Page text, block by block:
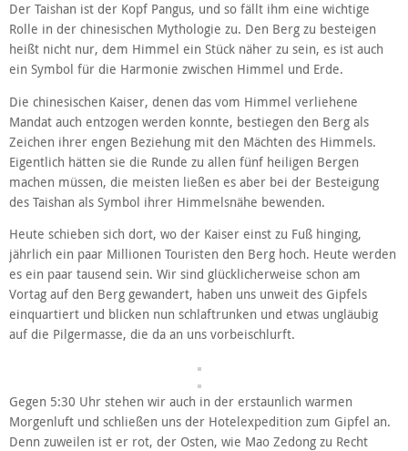
Der Taishan ist der Kopf Pangus, und so fällt ihm eine wichtige
Rolle in der chinesischen Mythologie zu. Den Berg zu besteigen
heißt nicht nur, dem Himmel ein Stück näher zu sein, es ist auch
ein Symbol für die Harmonie zwischen Himmel und Erde.
Die chinesischen Kaiser, denen das vom Himmel verliehene
Mandat auch entzogen werden konnte, bestiegen den Berg als
Zeichen ihrer engen Beziehung mit den Mächten des Himmels.
Eigentlich hätten sie die Runde zu allen fünf heiligen Bergen
machen müssen, die meisten ließen es aber bei der Besteigung
des Taishan als Symbol ihrer Himmelsnähe bewenden.
Heute schieben sich dort, wo der Kaiser einst zu Fuß hinging,
jährlich ein paar Millionen Touristen den Berg hoch. Heute werden
es ein paar tausend sein. Wir sind glücklicherweise schon am
Vortag auf den Berg gewandert, haben uns unweit des Gipfels
einquartiert und blicken nun schlaftrunken und etwas ungläubig
auf die Pilgermasse, die da an uns vorbeischlurft.
Gegen 5:30 Uhr stehen wir auch in der erstaunlich warmen
Morgenluft und schließen uns der Hotelexpedition zum Gipfel an.
Denn zuweilen ist er rot, der Osten, wie Mao Zedong zu Recht